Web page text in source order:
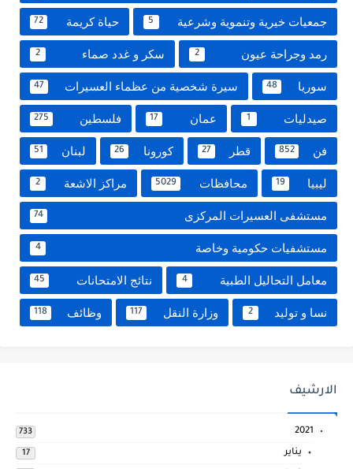
جمعيات خيرية وتنموية وشرعية 5 حياة كريمة 72
رمد وجراحة عيون 2 سكر و غدد صماء 2
سوريا 48 سيرة شخصية من عظماء العسيرات 47
صيدليات 1 عمان 17 فلسطين 275
فن 852 قطر 27 كورونا 26 لبنان 51
ليبيا 19 محافظات 5029 مراكز الاشعة 2
مستشفى العسيرات المركزى 74
مستشفيات حكومية وخاصة 4
معامل التحاليل الطبية 4 نتائج الامتحانات 45
نسا و توليد 2 وزارة النقل 117 وظائف 118
الارشيف
2021
733
يناير 17